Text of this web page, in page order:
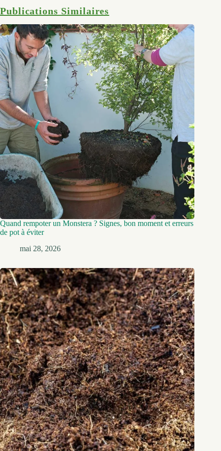
Publications Similaires
Quand rempoter un Monstera ? Signes, bon moment et erreurs
de pot à éviter
mai 28, 2026